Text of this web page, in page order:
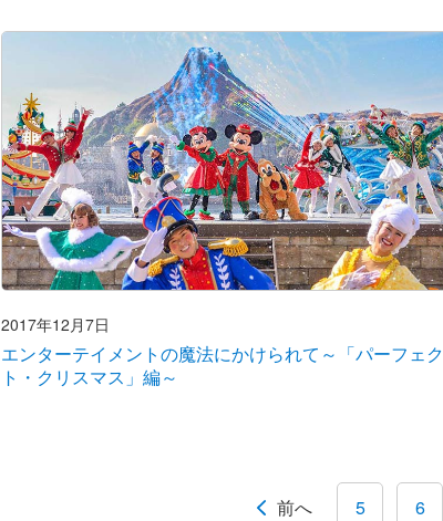
2017年12月7日
エンターテイメントの魔法にかけられて～「パーフェク
ト・クリスマス」編～
前へ 5 6